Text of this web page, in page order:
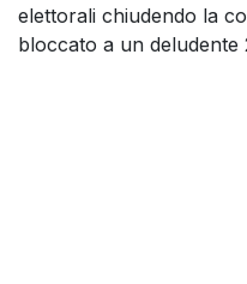
elettorali chiudendo la
bloccato a un deludente